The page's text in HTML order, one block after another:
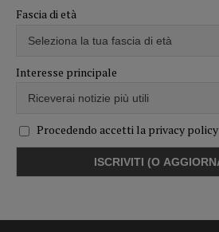
Fascia di età
Interesse principale
Procedendo accetti la privacy policy